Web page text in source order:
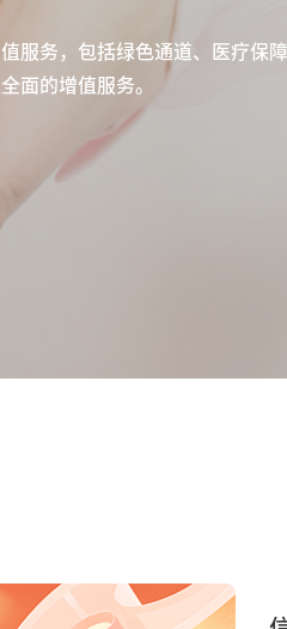
服务，包括绿色通道、医疗保
面的增值服务。